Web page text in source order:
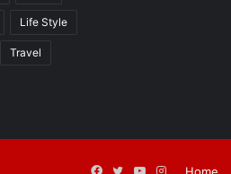
Life Style
Travel
Facebook
TwitterYouTube
Instagram